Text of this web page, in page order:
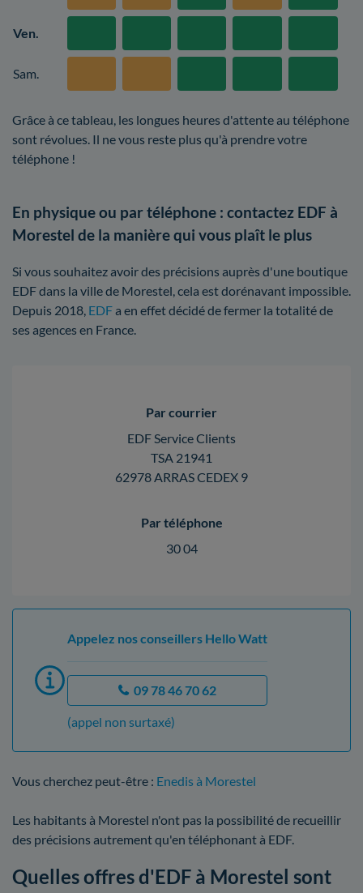
Ven.
Sam.
Grâce à ce tableau, les longues heures d'attente au téléphone
sont révolues. Il ne vous reste plus qu'à prendre votre
téléphone !
En physique ou par téléphone : contactez EDF à
Morestel de la manière qui vous plaît le plus
Si vous souhaitez avoir des précisions auprès d'une boutique
EDF dans la ville de Morestel, cela est dorénavant impossible.
Depuis 2018, EDFa en effet décidé de fermer la totalité de
ses agences en France.
Par courrier
EDF Service Clients
TSA 21941
62978 ARRAS CEDEX 9
Par téléphone
30 04
Appelez nos conseillers Hello Watt
09 78 46 70 62
(appel non surtaxé)
Vous cherchez peut-être : Enedis à Morestel
Les habitants à Morestel n'ont pas la possibilité de recueillir
des précisions autrement qu'en téléphonant à EDF.
Quelles offres d'EDF à Morestel sont